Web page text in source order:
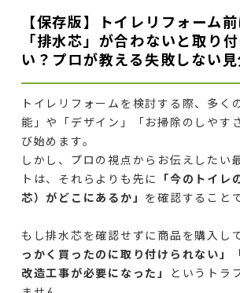
【保存版】トイレリフォーム
「排水芯」が合わないと取り
い？プロが教える失敗しない
トイレリフォームを検討する際、多く
能」や「デザイン」「お掃除のしやす
び始めます。
しかし、プロの視点からお伝えしたい
トは、それらよりも先に 「今のトイレ
芯）がどこにあるか」 を確認すること
もし排水芯を確認せずに商品を購入し
っかく買ったのに取り付けられない」
改造工事が必要になった」
というトラ